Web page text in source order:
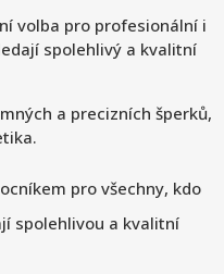
volba pro profesionální i
spolehlivý a kvalitní
a precizních šperků,
pro všechny, kdo
spolehlivou a kvalitní